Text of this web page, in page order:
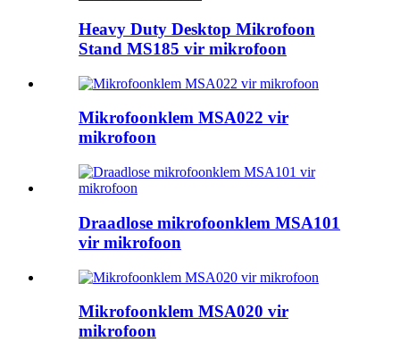
Heavy Duty Desktop Mikrofoon
Stand MS185 vir mikrofoon
Mikrofoonklem MSA022 vir
mikrofoon
Draadlose mikrofoonklem MSA101
vir mikrofoon
Mikrofoonklem MSA020 vir
mikrofoon